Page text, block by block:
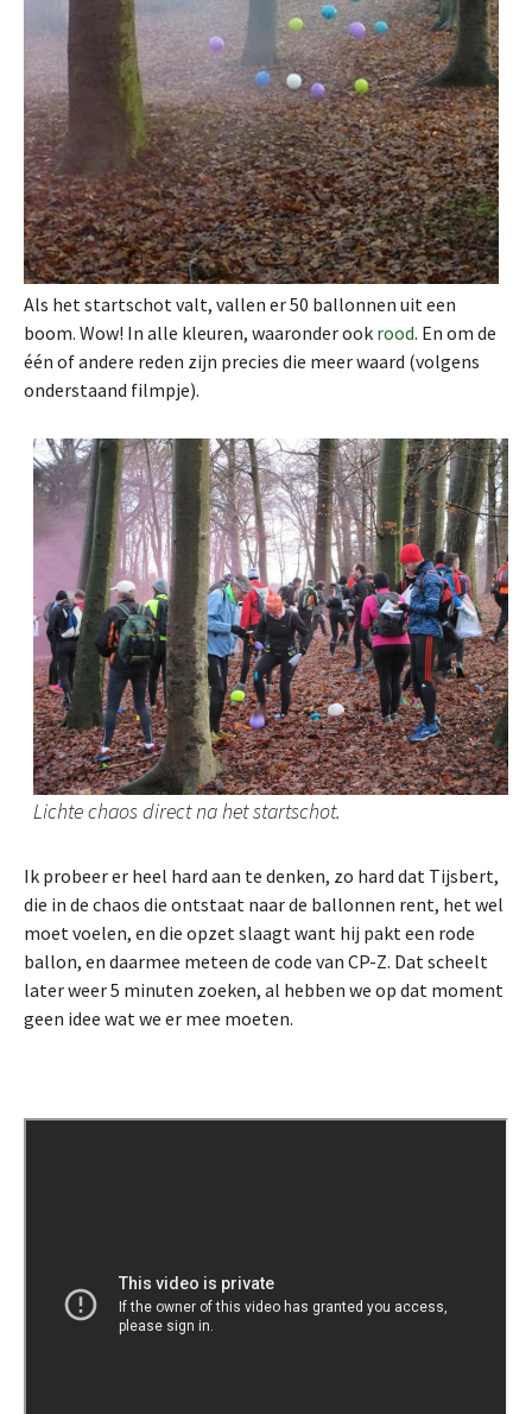
Als het startschot valt, vallen er 50 ballonnen uit een
boom. Wow! In alle kleuren, waaronder ook rood. En om de
één of andere reden zijn precies die meer waard (volgens
onderstaand filmpje).
Lichte chaos direct na het startschot.
Ik probeer er heel hard aan te denken, zo hard dat Tijsbert,
die in de chaos die ontstaat naar de ballonnen rent, het wel
moet voelen, en die opzet slaagt want hij pakt een rode
ballon, en daarmee meteen de code van CP-Z. Dat scheelt
later weer 5 minuten zoeken, al hebben we op dat moment
geen idee wat we er mee moeten.